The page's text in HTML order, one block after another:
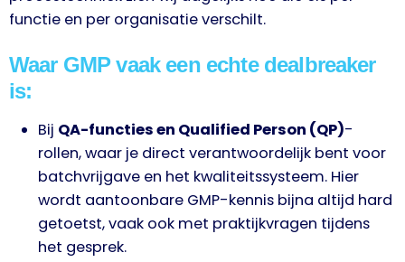
functie en per organisatie verschilt.
Waar GMP vaak een echte dealbreaker
is:
Bij QA-functies en Qualified Person (QP)-
rollen, waar je direct verantwoordelijk bent voor
batchvrijgave en het kwaliteitssysteem. Hier
wordt aantoonbare GMP-kennis bijna altijd hard
getoetst, vaak ook met praktijkvragen tijdens
het gesprek.